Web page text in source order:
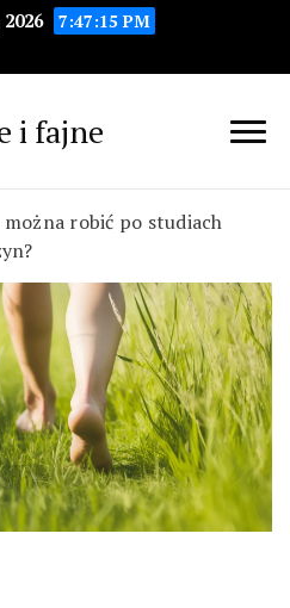
7:47:16 PM
i fajne
można robić po studiach